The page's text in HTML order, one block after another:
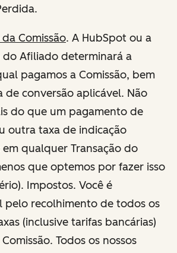
Comissão. A HubSpot ou a
do Afiliado determinará a
pagamos a Comissão, bem
de conversão aplicável. Não
do que um pagamento de
outra taxa de indicação
qualquer Transação do
que optemos por fazer isso
Impostos. Você é
pelo recolhimento de todos os
(inclusive tarifas bancárias)
Todos os nossos